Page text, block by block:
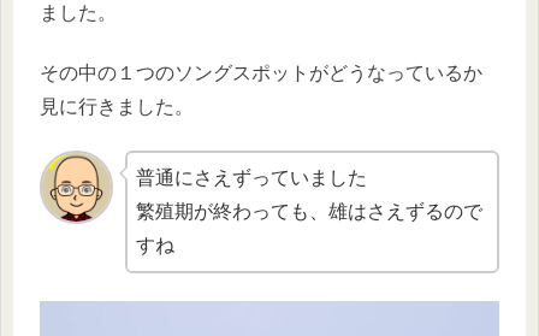
ました。
その中の１つのソングスポットがどうなっているか
見に行きました。
普通にさえずっていました
繁殖期が終わっても、雄はさえずるので
すね